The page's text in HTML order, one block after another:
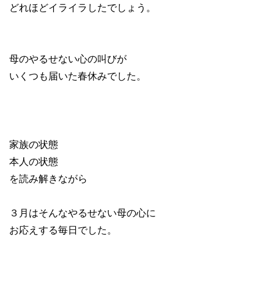
どれほどイライラしたでしょう。
母のやるせない心の叫びが
いくつも届いた春休みでした。
家族の状態
本人の状態
を読み解きながら
３月はそんなやるせない母の心に
お応えする毎日でした。